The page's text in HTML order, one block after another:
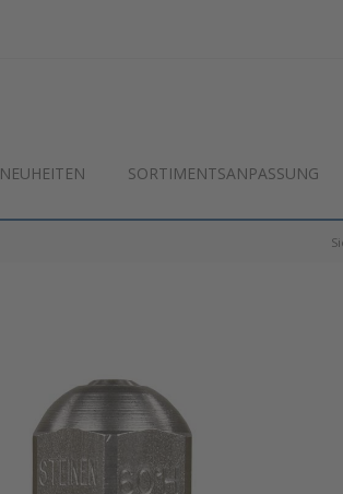
NEUHEITEN SORTIMENTSANPASSUNG